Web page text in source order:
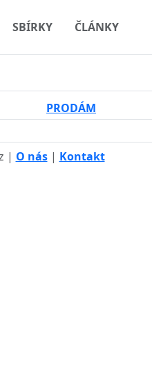
SBÍRKY ČLÁNKY
PRODÁM
| O nás| Kontakt